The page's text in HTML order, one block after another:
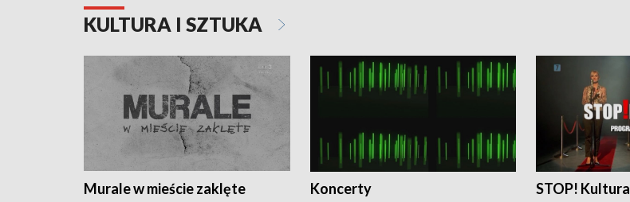
KULTURA I SZTUKA
Murale w mieście zaklęte Koncerty STOP! Kultura